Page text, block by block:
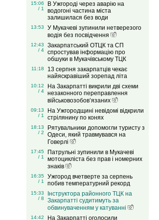
15:06
/ 1
В Ужгороді через аварію на
водогоні частина міста
залишилася без води
13:53
У Мукачеві зупинили нетверезого
водія без посвідчення
12:43
/ 4
Закарпатський ОТЦК та СП
спростував інформацію про
обшуки в Мукачівському ТЦК
11:18
13 серпня закарпатців чекає
найяскравіший зорепад літа
10:12
/ 4
На Закарпатті викрили дві схеми
незаконного переправлення
військовозобов’язаних
09:13
/ 1
На Ужгородщині невідомі відкрили
стрілянину по конях
18:13
/ 2
Рятувальники допомогли туристу з
Одеси, який травмувався на
Говерлі
17:45
/ 1
Патрульні зупинили в Мукачеві
мотоцикліста без прав і номерних
знаків
16:35
/ 1
Ужгород вчетверте за серпень
побив температурний рекорд
15:33
/ 8
Інструктора районного ТЦК на
Закарпатті судитимуть за
обвинуваченням у катуванні
14:42
На Закарпатті оголосили